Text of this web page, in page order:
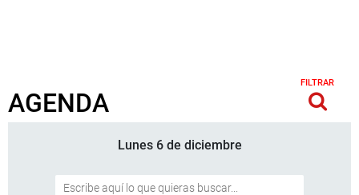
AGENDA
FILTRAR
Lunes 6 de diciembre